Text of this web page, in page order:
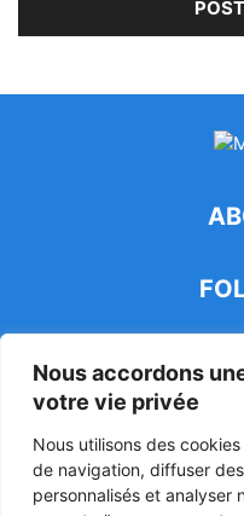
Nous accordons
votre vie privée
Nous utilisons des
de navigation, diffuser
personnalisés et analyser
47ᵉ Assemblée Mondiale
Luciano